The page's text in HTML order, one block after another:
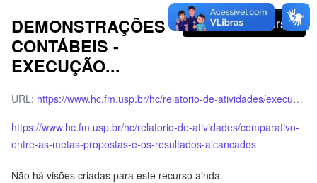
Ir para recurso
DEMONSTRAÇÕES
CONTÁBEIS -
EXECUÇÃO...
URL: https://www.hc.fm.usp.br/hc/relatorio-de-atividades/execucao-orcamentaria
https://www.hc.fm.usp.br/hc/relatorio-de-atividades/comparativo-
entre-as-metas-propostas-e-os-resultados-alcancados
Não há visões criadas para este recurso ainda.